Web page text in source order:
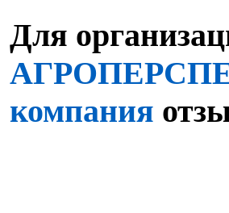
Для
компания